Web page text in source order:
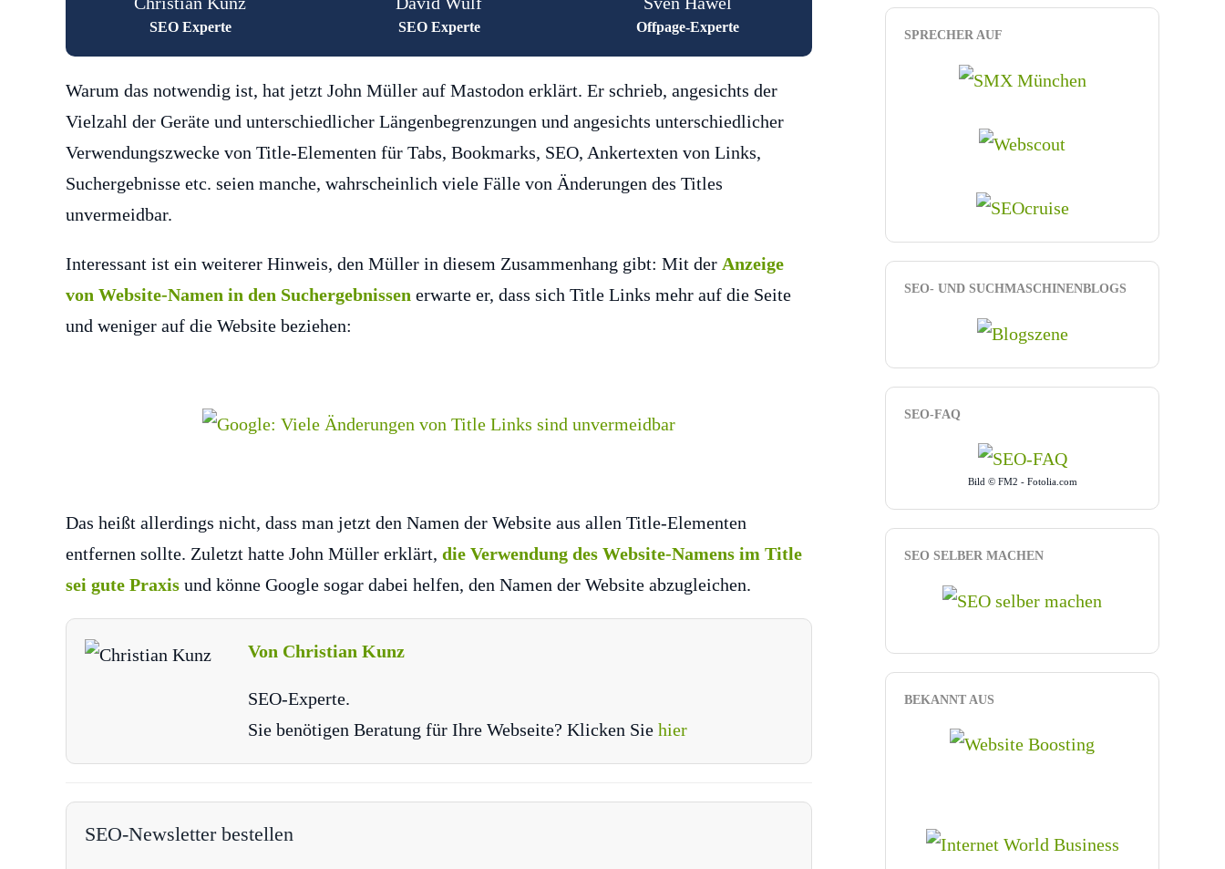
SEO Experte SEO Experte Offpage-Experte
Warum das notwendig ist, hat jetzt John Müller auf Mastodon erklärt. Er schrieb, angesichts der
Vielzahl der Geräte und unterschiedlicher Längenbegrenzungen und angesichts unterschiedlicher
Verwendungszwecke von Title-Elementen für Tabs, Bookmarks, SEO, Ankertexten von Links,
Suchergebnisse etc. seien manche, wahrscheinlich viele Fälle von Änderungen des Titles
unvermeidbar.
Interessant ist ein weiterer Hinweis, den Müller in diesem Zusammenhang gibt: Mit der Anzeige
von Website-Namen in den Suchergebnissen erwarte er, dass sich Title Links mehr auf die Seite
und weniger auf die Website beziehen:
Das heißt allerdings nicht, dass man jetzt den Namen der Website aus allen Title-Elementen
entfernen sollte. Zuletzt hatte John Müller erklärt, die Verwendung des Website-Namens im Title
sei gute Praxis und könne Google sogar dabei helfen, den Namen der Website abzugleichen.
Von Christian Kunz
SEO-Experte.
Sie benötigen Beratung für Ihre Webseite? Klicken Sie hier
SEO-Newsletter bestellen
SPRECHER AUF
SEO- UND SUCHMASCHINENBLOGS
SEO-FAQ
Bild © FM2 - Fotolia.com
SEO SELBER MACHEN
BEKANNT AUS